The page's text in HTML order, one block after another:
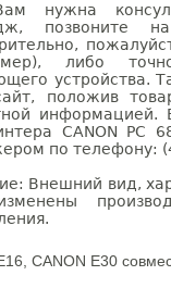
нужна
позвоните
либо
устройства.
положив
информацией.
CANON PC
по телефону:
Внешний вид,
CANON E30